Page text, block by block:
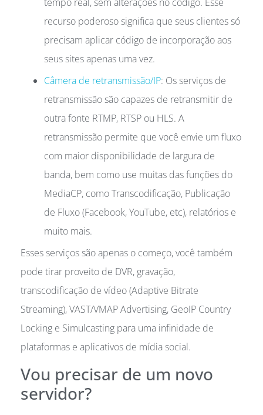
recurso poderoso significa que seus clientes só
precisam aplicar código de incorporação aos
seus sites apenas uma vez.
Câmera de retransmissão/IP: Os serviços de
retransmissão são capazes de retransmitir de
outra fonte RTMP, RTSP ou HLS. A
retransmissão permite que você envie um fluxo
com maior disponibilidade de largura de
banda, bem como use muitas das funções do
MediaCP, como Transcodificação, Publicação
de Fluxo (Facebook, YouTube, etc), relatórios e
muito mais.
Esses serviços são apenas o começo, você também
pode tirar proveito de DVR, gravação,
transcodificação de vídeo (Adaptive Bitrate
Streaming), VAST/VMAP Advertising, GeoIP Country
Locking e Simulcasting para uma infinidade de
plataformas e aplicativos de mídia social.
Vou precisar de um novo
servidor?